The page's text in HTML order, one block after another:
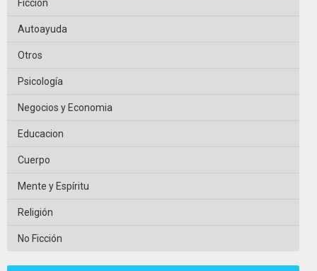
Ficción
Autoayuda
Otros
Psicología
Negocios y Economia
Educacion
Cuerpo
Mente y Espíritu
Religión
No Ficción